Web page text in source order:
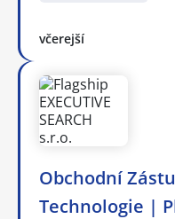
včerejší
Obchodní
Technologie |